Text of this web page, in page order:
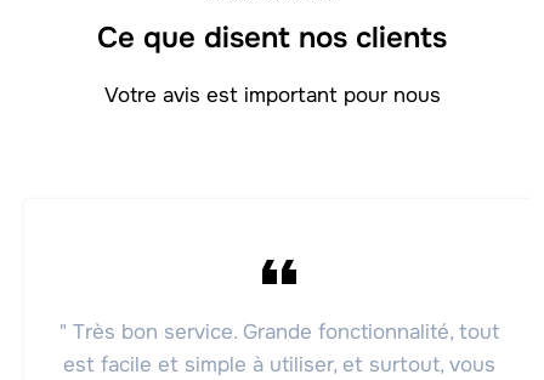
Ce que disent nos clients
Votre avis est important pour nous
" Très bon service. Grande fonctionnalité, tout
est facile et simple à utiliser, et surtout, vous